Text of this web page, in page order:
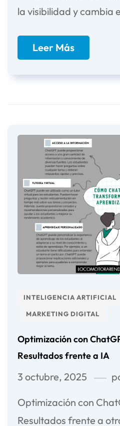
la visibilidad y cambia
Leer Más
INTELIGENCIA ARTIFICIAL
MARKETING DIGITAL
Optimización con
Resultados frente a IA
3 octubre, 2025
Optimización con
Resultados frente a